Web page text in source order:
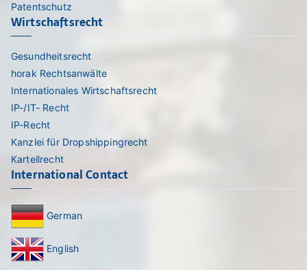
Patentschutz
Wirtschaftsrecht
Gesundheitsrecht
horak Rechtsanwälte
Internationales Wirtschaftsrecht
IP-/IT- Recht
IP-Recht
Kanzlei für Dropshippingrecht
Kartellrecht
International Contact
German
English